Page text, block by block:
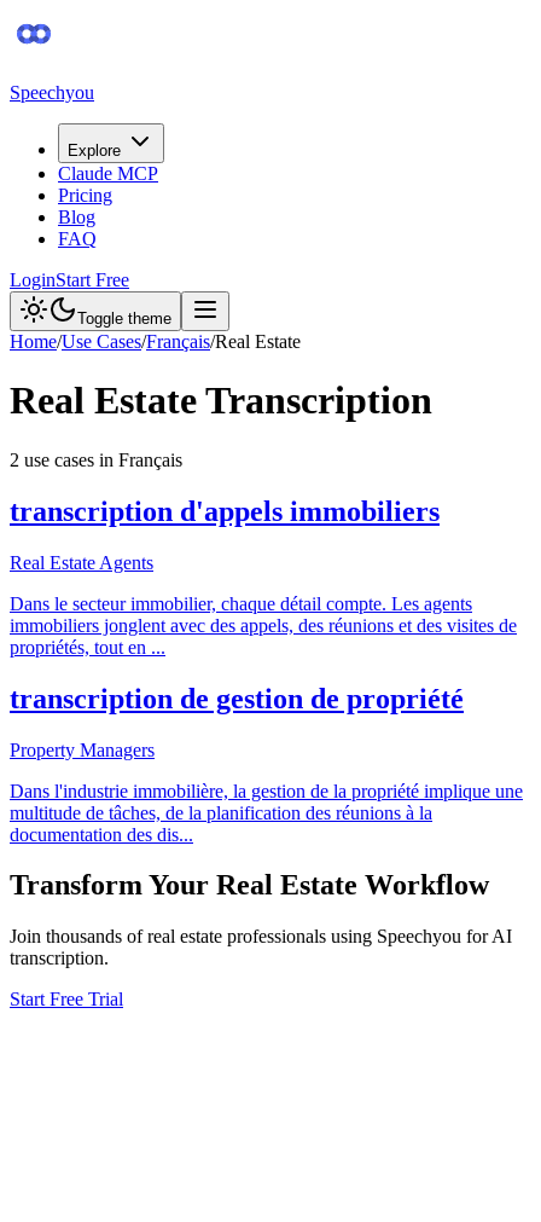
Speechyou
Explore
Claude MCP
Pricing
Blog
FAQ
LoginStart Free
Toggle theme
Home/Use Cases/Français/Real Estate
Real EstateTranscription
2 use cases in Français
transcription d'appels immobiliers
Real Estate Agents
Dans le secteur immobilier, chaque détail compte. Les agents
immobiliers jonglent avec des appels, des réunions et des visites de
propriétés, tout en ...
transcription de gestion de propriété
Property Managers
Dans l'industrie immobilière, la gestion de la propriété implique une
multitude de tâches, de la planification des réunions à la
documentation des dis...
Transform Your Real Estate Workflow
Join thousands ofreal estate professionals using Speechyou for AI
transcription.
Start Free Trial